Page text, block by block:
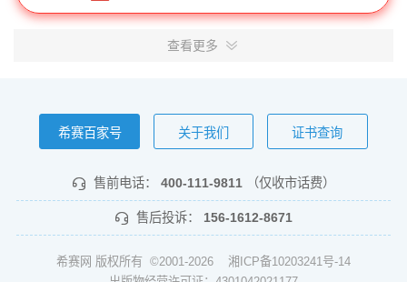
查看更多
希赛百家号 关于我们 证书查询
售前电话： 400-111-9811 （仅收市话费）
售后投诉： 156-1612-8671
希赛网 版权所有 ©2001-2026 湘ICP备10203241号-14